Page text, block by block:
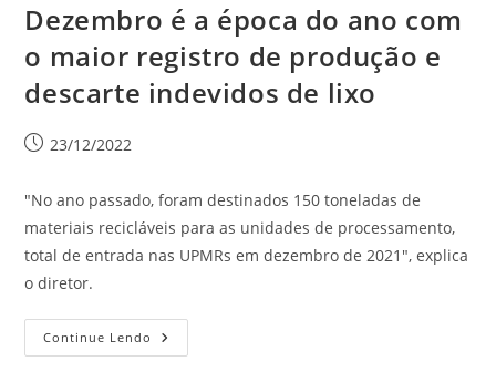
Dezembro é a época do ano com
o maior registro de produção e
descarte indevidos de lixo
23/12/2022
"No ano passado, foram destinados 150 toneladas de
materiais recicláveis para as unidades de processamento,
total de entrada nas UPMRs em dezembro de 2021", explica
o diretor.
Continue Lendo